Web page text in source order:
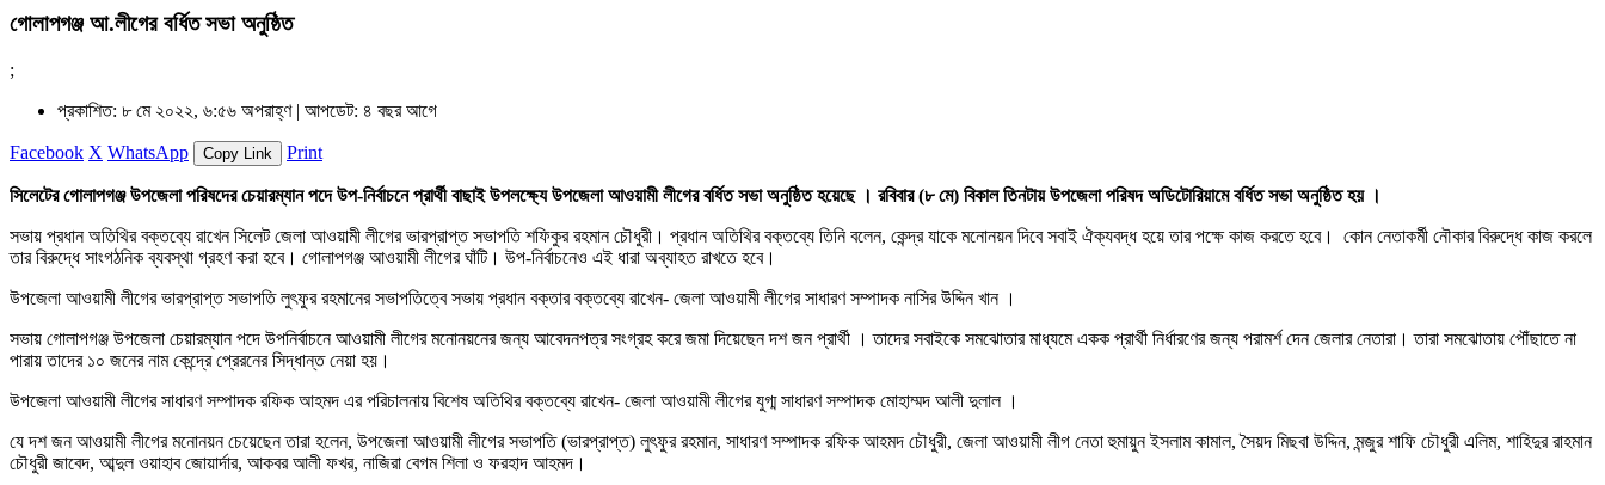
গোলাপগঞ্জ আ.লীগের বর্ধিত সভা অনুষ্ঠিত
;
প্রকাশিত: ৮ মে ২০২২, ৬:৫৬ অপরাহ্ণ | আপডেট: ৪ বছর আগে
Facebook X WhatsApp Copy Link Print
সিলেটের গোলাপগঞ্জ উপজেলা পরিষদের চেয়ারম্যান পদে উপ-নির্বাচনে প্রার্থী বাছাই উপলক্ষ্যে উপজেলা আওয়ামী লীগের বর্ধিত সভা অনুষ্ঠিত হয়েছে । রবিবার (৮ মে) বিকাল তিনটায় উপজেলা পরিষদ অডিটোরিয়ামে বর্ধিত সভা অনুষ্ঠিত হয় ।
সভায় প্রধান অতিথির বক্তব্যে রাখেন সিলেট জেলা আওয়ামী লীগের ভারপ্রাপ্ত সভাপতি শফিকুর রহমান চৌধুরী। প্রধান অতিথির বক্তব্যে তিনি বলেন, কেন্দ্র যাকে মনোনয়ন দিবে সবাই ঐক্যবদ্ধ হয়ে তার পক্ষে কাজ করতে হবে। কোন নেতাকর্মী নৌকার বিরুদ্ধে কাজ করলে
তার বিরুদ্ধে সাংগঠনিক ব্যবস্থা গ্রহণ করা হবে। গোলাপগঞ্জ আওয়ামী লীগের ঘাঁটি। উপ-নির্বাচনেও এই ধারা অব্যাহত রাখতে হবে।
উপজেলা আওয়ামী লীগের ভারপ্রাপ্ত সভাপতি লুৎফুর রহমানের সভাপতিত্বে সভায় প্রধান বক্তার বক্তব্যে রাখেন- জেলা আওয়ামী লীগের সাধারণ সম্পাদক নাসির উদ্দিন খান ।
সভায় গোলাপগঞ্জ উপজেলা চেয়ারম্যান পদে উপনির্বাচনে আওয়ামী লীগের মনোনয়নের জন্য আবেদনপত্র সংগ্রহ করে জমা দিয়েছেন দশ জন প্রার্থী । তাদের সবাইকে সমঝোতার মাধ্যমে একক প্রার্থী নির্ধারণের জন্য পরামর্শ দেন জেলার নেতারা। তারা সমঝোতায় পৌঁছাতে না
পারায় তাদের ১০ জনের নাম কেন্দ্রে প্রেরনের সিদ্ধান্ত নেয়া হয়।
উপজেলা আওয়ামী লীগের সাধারণ সম্পাদক রফিক আহমদ এর পরিচালনায় বিশেষ অতিথির বক্তব্যে রাখেন- জেলা আওয়ামী লীগের যুগ্ম সাধারণ সম্পাদক মোহাম্মদ আলী দুলাল ।
যে দশ জন আওয়ামী লীগের মনোনয়ন চেয়েছেন তারা হলেন, উপজেলা আওয়ামী লীগের সভাপতি (ভারপ্রাপ্ত) লুৎফুর রহমান, সাধারণ সম্পাদক রফিক আহমদ চৌধুরী, জেলা আওয়ামী লীগ নেতা হুমায়ুন ইসলাম কামাল, সৈয়দ মিছবা উদ্দিন, মন্জুর শাফি চৌধুরী এলিম, শাহিদুর রাহমান
চৌধুরী জাবেদ, আব্দুল ওয়াহাব জোয়ার্দার, আকবর আলী ফখর, নাজিরা বেগম শিলা ও ফরহাদ আহমদ।